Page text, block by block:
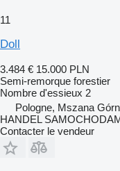
11
Doll
3.484 € 15.000 PLN
Semi-remorque forestier
Nombre d'essieux 2
Pologne, Mszana
HANDEL
Contacter le vendeur